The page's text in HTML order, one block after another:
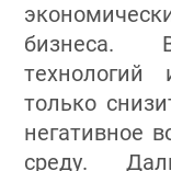
бизнеса.
только
негативное
среду.